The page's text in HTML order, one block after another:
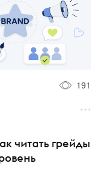
191
читать грейды